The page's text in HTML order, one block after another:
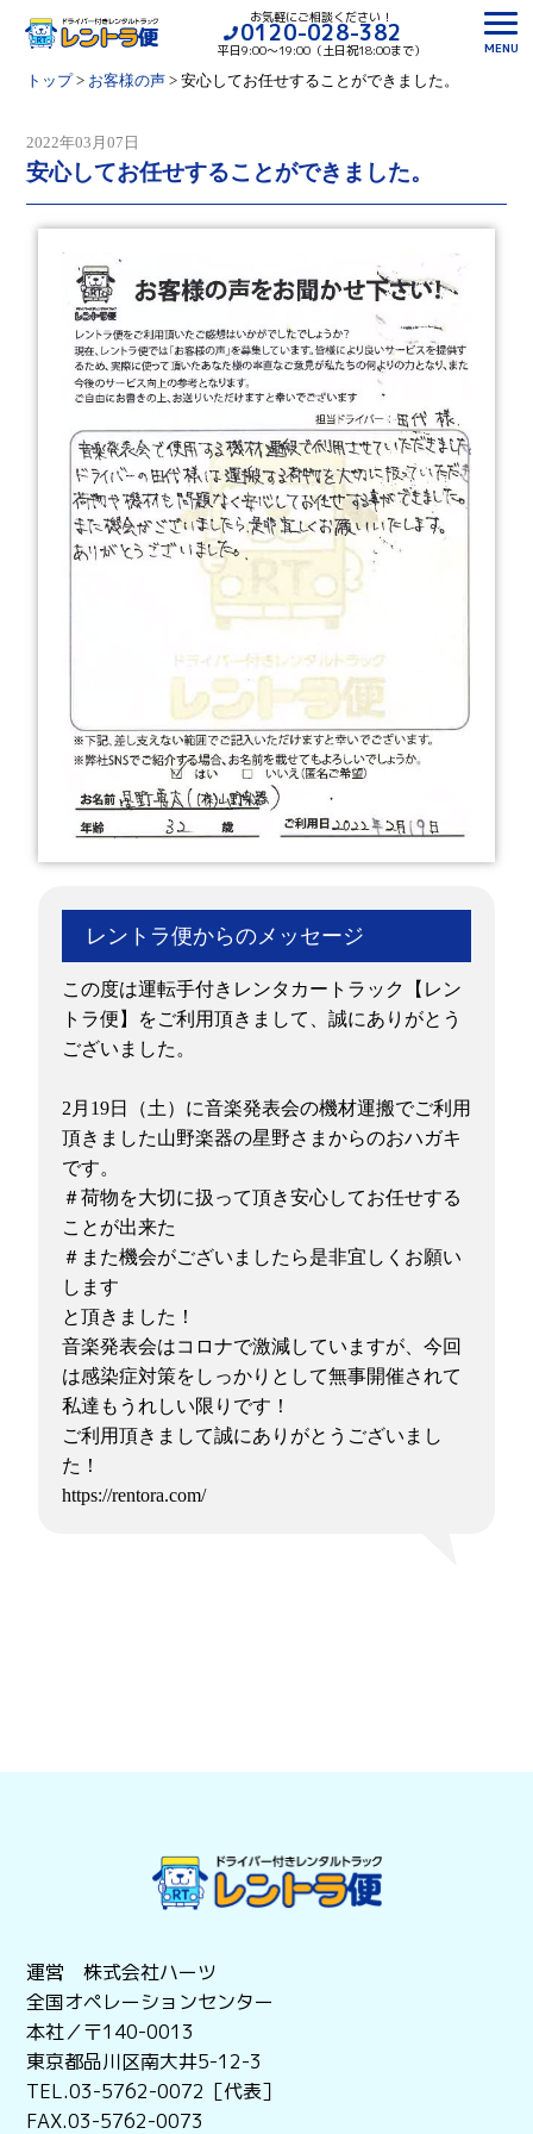
お気軽にご相談ください！
0120-028-382
平日9:00〜19:00（土日祝18:00まで）
MENU
トップ> お客様の声> 安心してお任せすることができました。
2022年03月07日
安心してお任せすることができました。
レントラ便からのメッセージ
この度は運転手付きレンタカートラック【レン
トラ便】をご利用頂きまして、誠にありがとう
ございました。
2月19日（土）に音楽発表会の機材運搬でご利用
頂きました山野楽器の星野さまからのおハガキ
です。
＃荷物を大切に扱って頂き安心してお任せする
ことが出来た
＃また機会がございましたら是非宜しくお願い
します
と頂きました！
音楽発表会はコロナで激減していますが、今回
は感染症対策をしっかりとして無事開催されて
私達もうれしい限りです！
ご利用頂きまして誠にありがとうございまし
た！
https://rentora.com/
運営 株式会社ハーツ
全国オペレーションセンター
本社／〒140-0013
東京都品川区南大井5-12-3
TEL.03-5762-0072［代表］
FAX.03-5762-0073